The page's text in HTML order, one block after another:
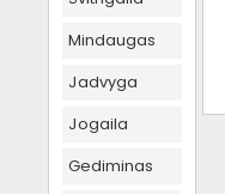
Mindaugas
Jadvyga
Jogaila
Gediminas